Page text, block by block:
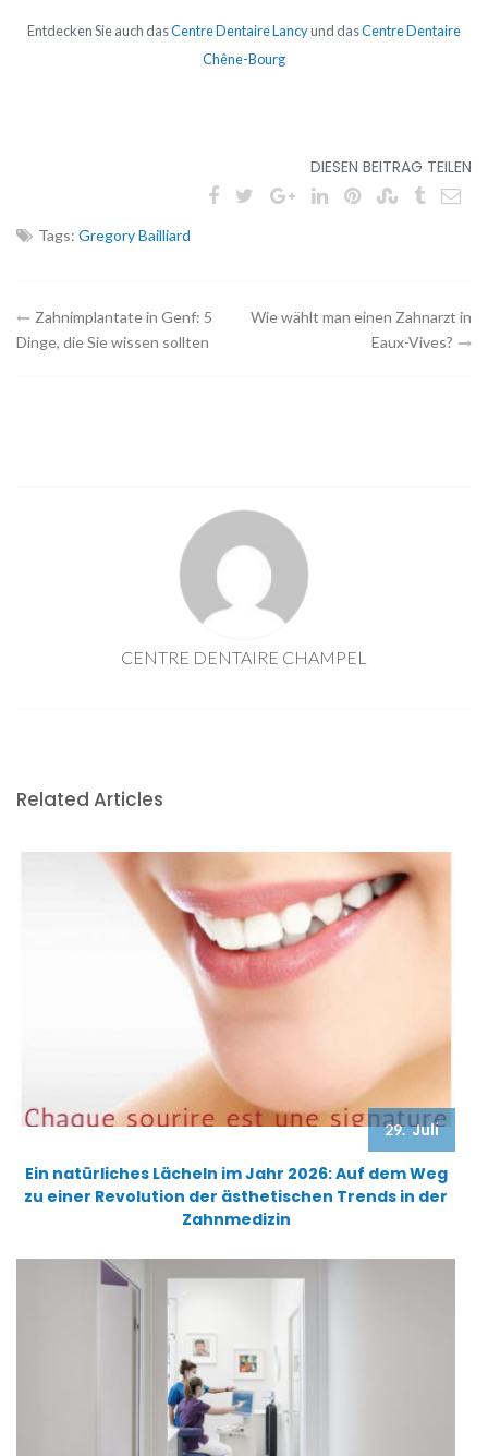
Entdecken Sie auch dasCentre Dentaire Lancyund dasCentre Dentaire
Chêne-Bourg
DIESEN BEITRAG TEILEN
Tags: Gregory Bailliard
Navigation
Zahnimplantate in Genf: 5
Dinge, die Sie wissen sollten
Wie wählt man einen Zahnarzt in
Eaux-Vives?
CENTRE DENTAIRE CHAMPEL
Related Articles
29. Juli
Ein natürliches Lächeln im Jahr 2026: Auf dem Weg
zu einer Revolution der ästhetischen Trends in der
Zahnmedizin